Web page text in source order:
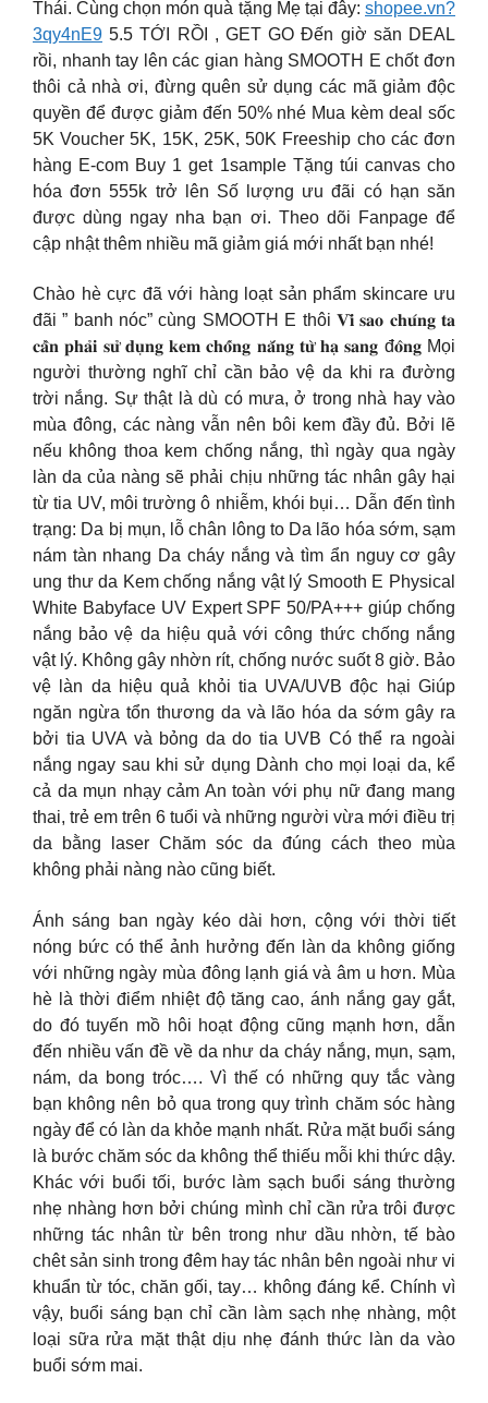
Thái. Cùng chọn món quà tặng Mẹ tại đây: shopee.vn?
3qy4nE9 5.5 TỚI RỒI , GET GO Đến giờ săn DEAL
rồi, nhanh tay lên các gian hàng SMOOTH E chốt đơn
thôi cả nhà ơi, đừng quên sử dụng các mã giảm độc
quyền để được giảm đến 50% nhé Mua kèm deal sốc
5K Voucher 5K, 15K, 25K, 50K Freeship cho các đơn
hàng E-com Buy 1 get 1sample Tặng túi canvas cho
hóa đơn 555k trở lên Số lượng ưu đãi có hạn săn
được dùng ngay nha bạn ơi. Theo dõi Fanpage để
cập nhật thêm nhiều mã giảm giá mới nhất bạn nhé!
Chào hè cực đã với hàng loạt sản phẩm skincare ưu
đãi ” banh nóc” cùng SMOOTH E thôi 𝐕𝐢̀ 𝐬𝐚𝐨 𝐜𝐡𝐮́𝐧𝐠 𝐭𝐚
𝐜𝐚̂̀𝐧 𝐩𝐡𝐚̉𝐢 𝐬𝐮̛̉ 𝐝𝐮̣𝐧𝐠 𝐤𝐞𝐦 𝐜𝐡𝐨̂́𝐧𝐠 𝐧𝐚̆́𝐧𝐠 𝐭𝐮̛̀ 𝐡𝐚̣ 𝐬𝐚𝐧𝐠 đ𝐨̂𝐧𝐠 Mọi
người thường nghĩ chỉ cần bảo vệ da khi ra đường
trời nắng. Sự thật là dù có mưa, ở trong nhà hay vào
mùa đông, các nàng vẫn nên bôi kem đầy đủ. Bởi lẽ
nếu không thoa kem chống nắng, thì ngày qua ngày
làn da của nàng sẽ phải chịu những tác nhân gây hại
từ tia UV, môi trường ô nhiễm, khói bụi… Dẫn đến tình
trạng: Da bị mụn, lỗ chân lông to Da lão hóa sớm, sạm
nám tàn nhang Da cháy nắng và tìm ẩn nguy cơ gây
ung thư da Kem chống nắng vật lý Smooth E Physical
White Babyface UV Expert SPF 50/PA+++ giúp chống
nắng bảo vệ da hiệu quả với công thức chống nắng
vật lý. Không gây nhờn rít, chống nước suốt 8 giờ. Bảo
vệ làn da hiệu quả khỏi tia UVA/UVB độc hại Giúp
ngăn ngừa tổn thương da và lão hóa da sớm gây ra
bởi tia UVA và bỏng da do tia UVB Có thể ra ngoài
nắng ngay sau khi sử dụng Dành cho mọi loại da, kể
cả da mụn nhạy cảm An toàn với phụ nữ đang mang
thai, trẻ em trên 6 tuổi và những người vừa mới điều trị
da bằng laser Chăm sóc da đúng cách theo mùa
không phải nàng nào cũng biết.
Ánh sáng ban ngày kéo dài hơn, cộng với thời tiết
nóng bức có thể ảnh hưởng đến làn da không giống
với những ngày mùa đông lạnh giá và âm u hơn. Mùa
hè là thời điểm nhiệt độ tăng cao, ánh nắng gay gắt,
do đó tuyến mồ hôi hoạt động cũng mạnh hơn, dẫn
đến nhiều vấn đề về da như da cháy nắng, mụn, sạm,
nám, da bong tróc…. Vì thế có những quy tắc vàng
bạn không nên bỏ qua trong quy trình chăm sóc hàng
ngày để có làn da khỏe mạnh nhất. Rửa mặt buổi sáng
là bước chăm sóc da không thể thiếu mỗi khi thức dậy.
Khác với buổi tối, bước làm sạch buổi sáng thường
nhẹ nhàng hơn bởi chúng mình chỉ cần rửa trôi được
những tác nhân từ bên trong như dầu nhờn, tế bào
chêt sản sinh trong đêm hay tác nhân bên ngoài như vi
khuẩn từ tóc, chăn gối, tay… không đáng kể. Chính vì
vậy, buổi sáng bạn chỉ cần làm sạch nhẹ nhàng, một
loại sữa rửa mặt thật dịu nhẹ đánh thức làn da vào
buổi sớm mai.